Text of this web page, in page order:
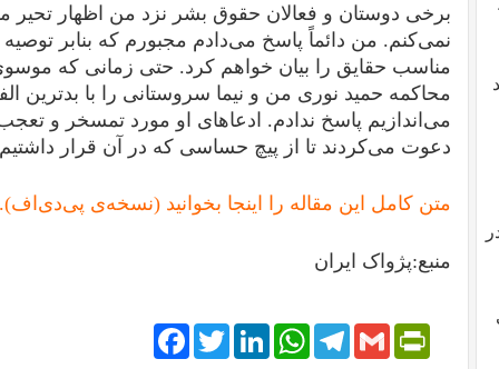
برخی دوستان و فعالان حقوق بشر نزد من اظهار تحیر
نمی‌کنم. من دائماً پاسخ می‌دادم مجبورم که بنابر
مناسب حقایق را بیان خواهم کرد. حتی زمانی که موسوی
محاکمه حمید نوری من و نیما سروستانی را با بدترین
می‌اندازیم پاسخ ندادم. ادعاهای او مورد تمسخر و
دعوت می‌کردند تا از پیچ حساسی که در آن قرار داشتیم
متن کامل این مقاله را اینجا بخوانید (نسخه‌ی پی‌دی‌اف).
منبع:پژواک ایران
FacebookTwitterLinkedIn
WhatsAppTelegramGmail
PrintFriendly